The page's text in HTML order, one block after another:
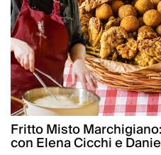
Fritto Misto
con Elena Cicchi e